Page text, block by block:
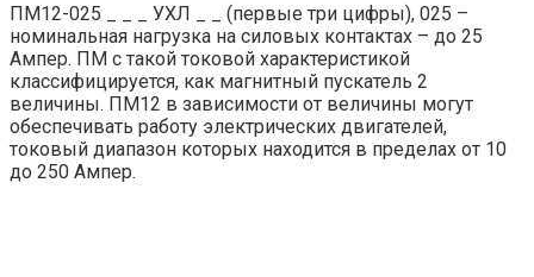
ПМ12-025 _ _ _ УХЛ _ _ (первые три цифры), 025 –
номинальная нагрузка на силовых контактах – до 25
Ампер. ПМ с такой токовой характеристикой
классифицируется, как магнитный пускатель 2
величины. ПМ12 в зависимости от величины могут
обеспечивать работу электрических двигателей,
токовый диапазон которых находится в пределах от 10
до 250 Ампер.